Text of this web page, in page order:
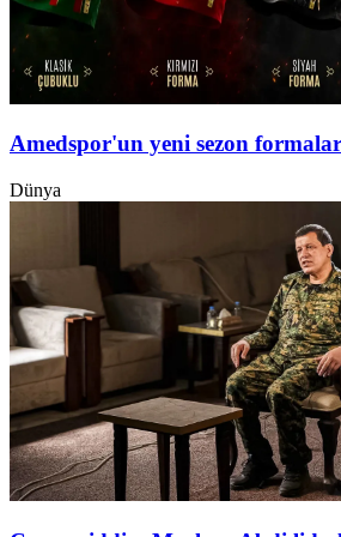
Amedspor'un yeni sezon
Dünya